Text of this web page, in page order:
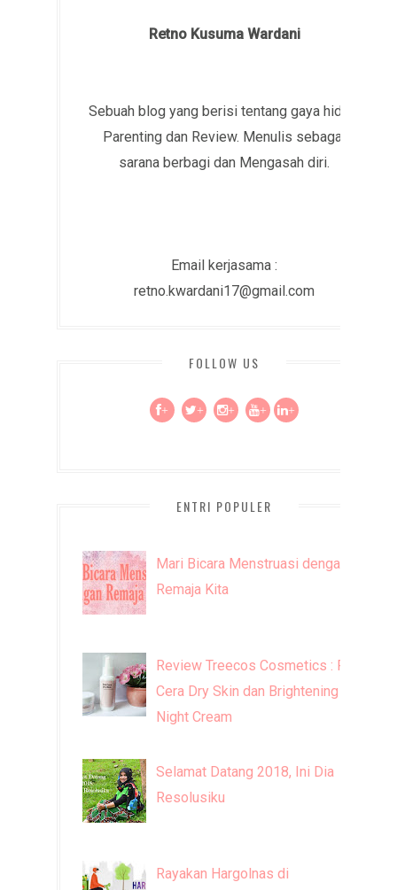
Retno Kusuma Wardani
Sebuah blog yang berisi tentang gaya hidup,
Parenting dan Review. Menulis sebagai
sarana berbagi dan Mengasah diri.
Email kerjasama :
retno.kwardani17@gmail.com
FOLLOW US
+ + + + +
ENTRI POPULER
Mari Bicara Menstruasi dengan
Remaja Kita
Review Treecos Cosmetics : FW
Cera Dry Skin dan Brightening
Night Cream
Selamat Datang 2018, Ini Dia
Resolusiku
Rayakan Hargolnas di